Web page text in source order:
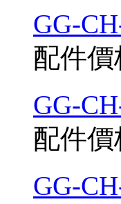
GG-
配件價
GG-
配件價
GG-